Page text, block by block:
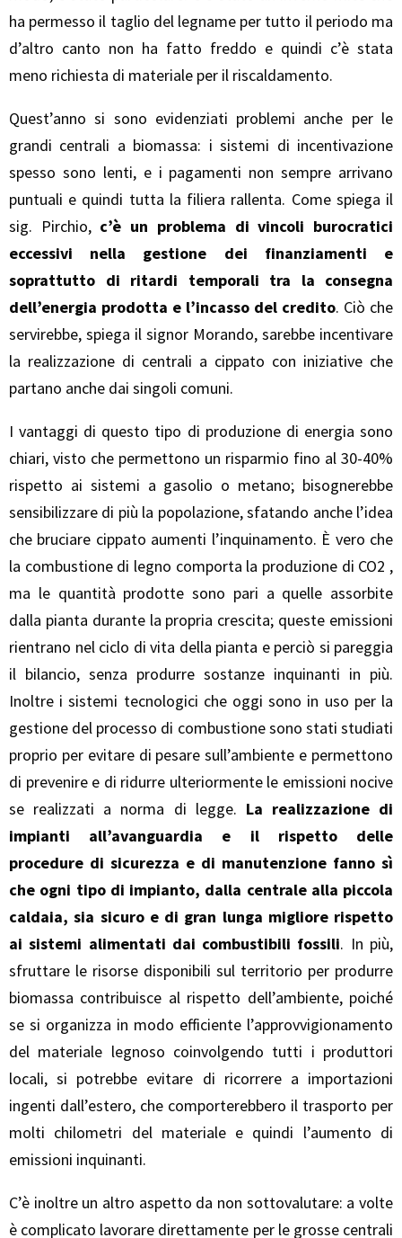
ha permesso il taglio del legname per tutto il periodo ma
d’altro canto non ha fatto freddo e quindi c’è stata
meno richiesta di materiale per il riscaldamento.
Quest’anno si sono evidenziati problemi anche per le
grandi centrali a biomassa: i sistemi di incentivazione
spesso sono lenti, e i pagamenti non sempre arrivano
puntuali e quindi tutta la filiera rallenta. Come spiega il
sig. Pirchio, c’è un problema di vincoli burocratici
eccessivi nella gestione dei finanziamenti e
soprattutto di ritardi temporali tra la consegna
dell’energia prodotta e l’incasso del credito. Ciò che
servirebbe, spiega il signor Morando, sarebbe incentivare
la realizzazione di centrali a cippato con iniziative che
partano anche dai singoli comuni.
I vantaggi di questo tipo di produzione di energia sono
chiari, visto che permettono un risparmio fino al 30-40%
rispetto ai sistemi a gasolio o metano; bisognerebbe
sensibilizzare di più la popolazione, sfatando anche l’idea
che bruciare cippato aumenti l’inquinamento. È vero che
la combustione di legno comporta la produzione di CO2 ,
ma le quantità prodotte sono pari a quelle assorbite
dalla pianta durante la propria crescita; queste emissioni
rientrano nel ciclo di vita della pianta e perciò si pareggia
il bilancio, senza produrre sostanze inquinanti in più.
Inoltre i sistemi tecnologici che oggi sono in uso per la
gestione del processo di combustione sono stati studiati
proprio per evitare di pesare sull’ambiente e permettono
di prevenire e di ridurre ulteriormente le emissioni nocive
se realizzati a norma di legge. La realizzazione di
impianti all’avanguardia e il rispetto delle
procedure di sicurezza e di manutenzione fanno sì
che ogni tipo di impianto, dalla centrale alla piccola
caldaia, sia sicuro e di gran lunga migliore rispetto
ai sistemi alimentati dai combustibili fossili. In più,
sfruttare le risorse disponibili sul territorio per produrre
biomassa contribuisce al rispetto dell’ambiente, poiché
se si organizza in modo efficiente l’approvvigionamento
del materiale legnoso coinvolgendo tutti i produttori
locali, si potrebbe evitare di ricorrere a importazioni
ingenti dall’estero, che comporterebbero il trasporto per
molti chilometri del materiale e quindi l’aumento di
emissioni inquinanti.
C’è inoltre un altro aspetto da non sottovalutare: a volte
è complicato lavorare direttamente per le grosse centrali